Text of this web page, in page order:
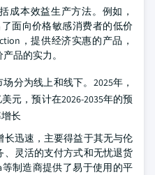
成本效益生产方法。例如，
了面向价格敏感消费者的低价
，提供经济实惠的产品，
品的实力。
分为线上和线下。2025年，
元，预计在2026-2035年的预
长
迅速，主要得益于其无与伦
灵活的支付方式和无忧退货
制造商提供了易于使用的平